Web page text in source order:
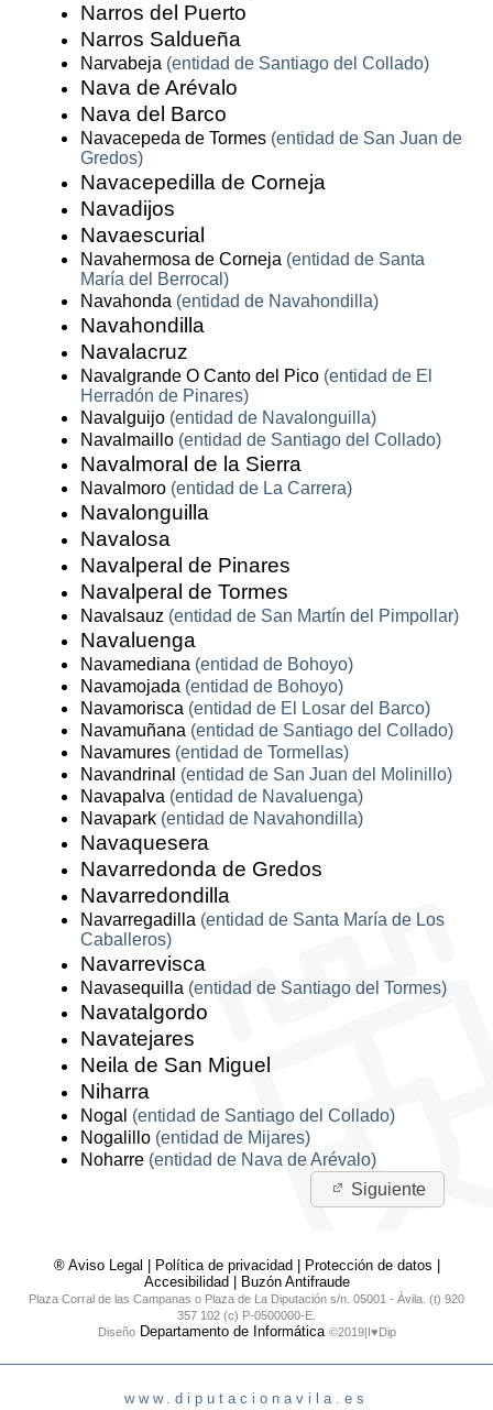
Narros del Puerto
Narros Saldueña
Narvabeja (entidad de Santiago del Collado)
Nava de Arévalo
Nava del Barco
Navacepeda de Tormes (entidad de San Juan de
Gredos)
Navacepedilla de Corneja
Navadijos
Navaescurial
Navahermosa de Corneja (entidad de Santa
María del Berrocal)
Navahonda (entidad de Navahondilla)
Navahondilla
Navalacruz
Navalgrande O Canto del Pico (entidad de El
Herradón de Pinares)
Navalguijo (entidad de Navalonguilla)
Navalmaillo (entidad de Santiago del Collado)
Navalmoral de la Sierra
Navalmoro (entidad de La Carrera)
Navalonguilla
Navalosa
Navalperal de Pinares
Navalperal de Tormes
Navalsauz (entidad de San Martín del Pimpollar)
Navaluenga
Navamediana (entidad de Bohoyo)
Navamojada (entidad de Bohoyo)
Navamorisca (entidad de El Losar del Barco)
Navamuñana (entidad de Santiago del Collado)
Navamures (entidad de Tormellas)
Navandrinal (entidad de San Juan del Molinillo)
Navapalva (entidad de Navaluenga)
Navapark (entidad de Navahondilla)
Navaquesera
Navarredonda de Gredos
Navarredondilla
Navarregadilla (entidad de Santa María de Los
Caballeros)
Navarrevisca
Navasequilla (entidad de Santiago del Tormes)
Navatalgordo
Navatejares
Neila de San Miguel
Niharra
Nogal (entidad de Santiago del Collado)
Nogalillo (entidad de Mijares)
Noharre (entidad de Nava de Arévalo)
Siguiente
® Aviso Legal | Política de privacidad| Protección de datos |
Accesibilidad| Buzón Antifraude
Plaza Corral de las Campanas o Plaza de La Diputación s/n. 05001 - Ávila. (t) 920
357 102 (c) P-0500000-E.
DiseñoDepartamento de Informática ©2019|I♥Dip
www.diputacionavila.es